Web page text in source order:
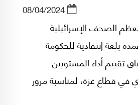
08/04/2024
الصحف الإسرائيلية
بلغة إنتقادية للحكومة
تقييم أداء المستويين
في قطاع غزة، لمناسبة مرور